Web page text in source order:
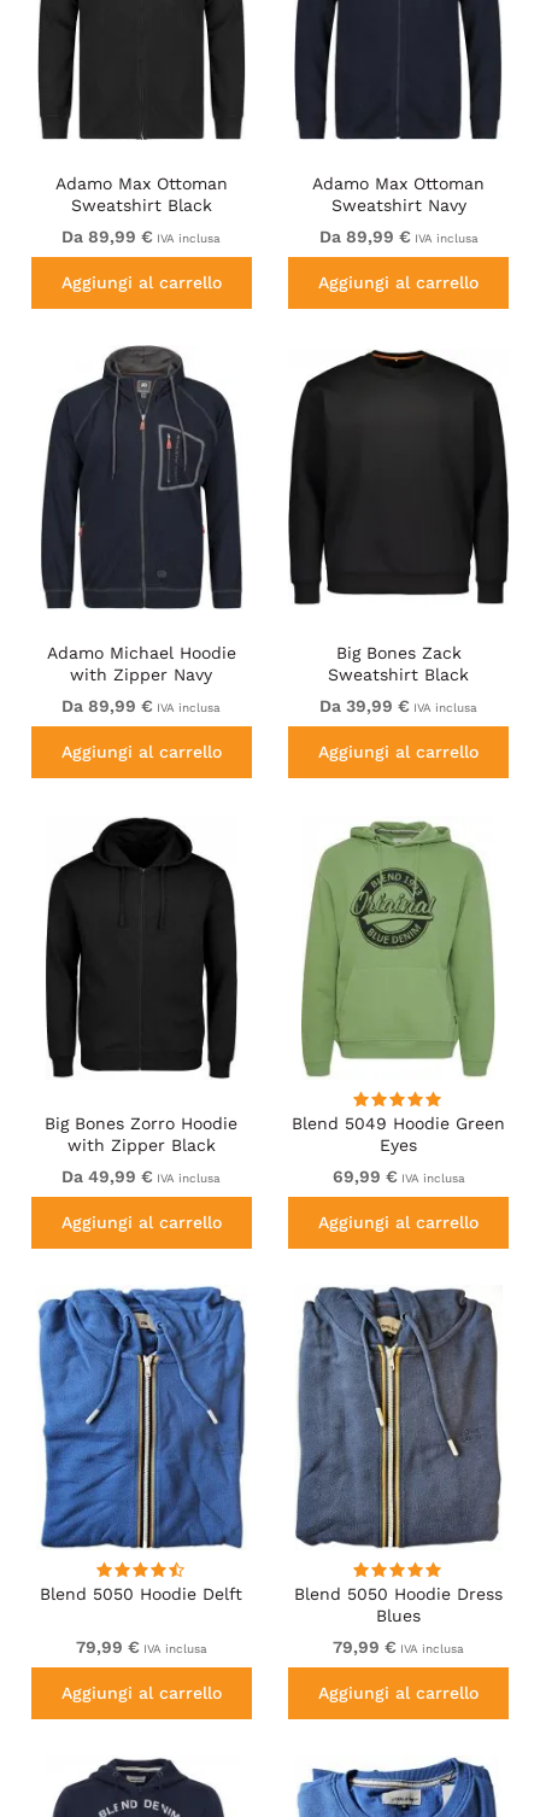
Adamo Max Ottoman
Sweatshirt Black
Da 89,99 € IVA inclusa
Aggiungi al carrello
Adamo Max Ottoman
Sweatshirt Navy
Da 89,99 € IVA inclusa
Aggiungi al carrello
Adamo Michael Hoodie
with Zipper Navy
Da 89,99 € IVA inclusa
Aggiungi al carrello
Big Bones Zack
Sweatshirt Black
Da 39,99 € IVA inclusa
Aggiungi al carrello
Big Bones Zorro Hoodie
with Zipper Black
Da 49,99 € IVA inclusa
Aggiungi al carrello
Blend 5049 Hoodie Green
Eyes
69,99 € IVA inclusa
Aggiungi al carrello
Blend 5050 Hoodie Delft
79,99 € IVA inclusa
Aggiungi al carrello
Blend 5050 Hoodie Dress
Blues
79,99 € IVA inclusa
Aggiungi al carrello